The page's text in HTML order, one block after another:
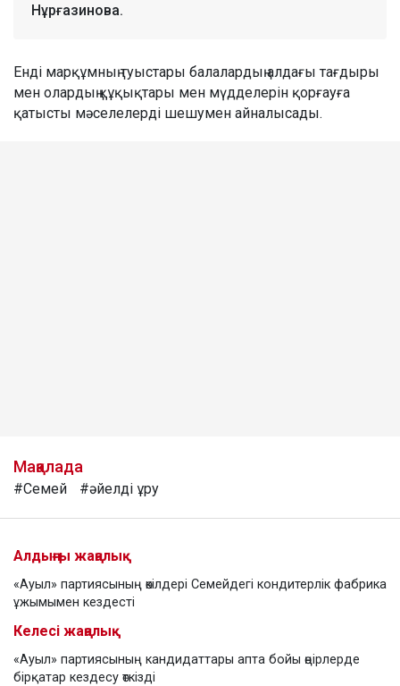
Нұрғазинова.
Енді марқұмның туыстары балалардың алдағы тағдыры
мен олардың құқықтары мен мүдделерін қорғауға
қатысты мәселелерді шешумен айналысады.
Мақалада
#Семей #әйелді ұру
Алдыңғы жаңалық
«Ауыл» партиясының өкілдері Семейдегі кондитерлік фабрика
ұжымымен кездесті
Келесі жаңалық
«Ауыл» партиясының кандидаттары апта бойы өңірлерде
бірқатар кездесу өткізді